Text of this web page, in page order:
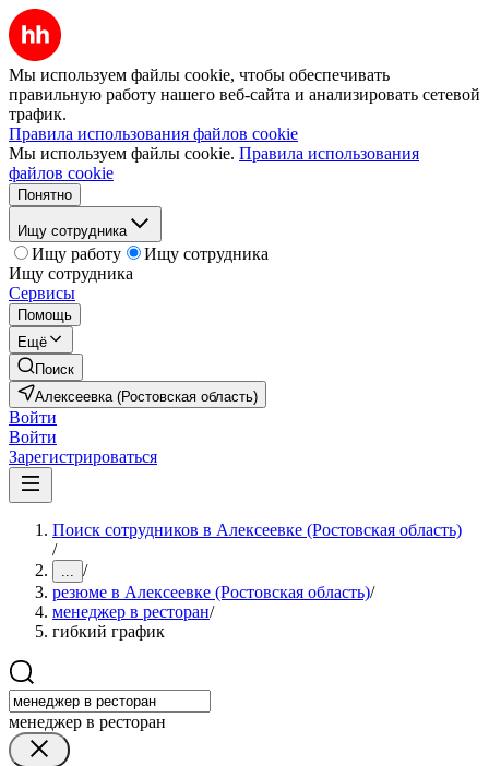
Мы используем файлы cookie, чтобы обеспечивать
правильную работу нашего веб-сайта и анализировать сетевой
трафик.
Правила использования файлов cookie
Мы используем файлы cookie. Правила использования
файлов cookie
Понятно
Ищу сотрудника
Ищу работу
Ищу сотрудника
Ищу сотрудника
Сервисы
Помощь
Ещё
Поиск
Алексеевка (Ростовская область)
Войти
Войти
Зарегистрироваться
Поиск сотрудников в Алексеевке (Ростовская область)
/
... /
резюме в Алексеевке (Ростовская область)/
менеджер в ресторан/
гибкий график
менеджер в ресторан